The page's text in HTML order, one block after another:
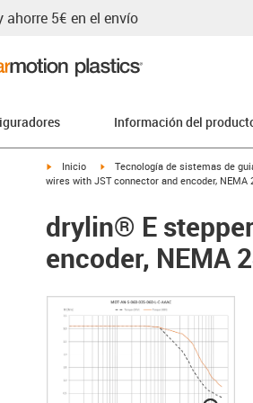
ahorre 5€ en el envío
Información del
igus-icon-arrow-right
Inicio igus-icon-arrow-right
Tecnología de sistemas de
wires with JST connector and encoder, NEMA
drylin® E
encoder, NEMA